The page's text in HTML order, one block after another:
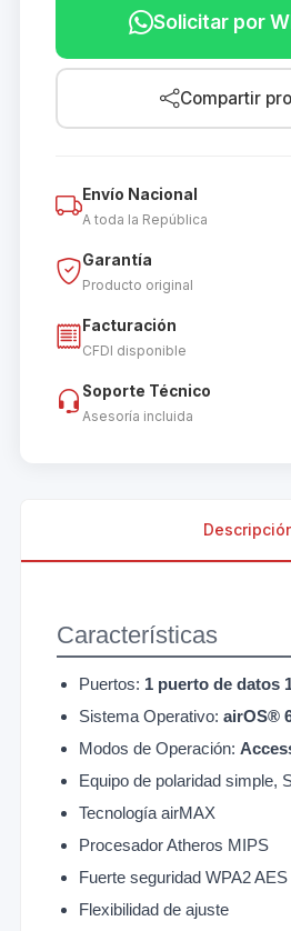
Solicitar por
Compartir
Envío Nacional
A toda la República
Garantía
Producto original
Facturación
CFDI disponible
Soporte Técnico
Asesoría incluida
Características
Puertos: 1 puerto de datos
Sistema Operativo: airOS®
Modos de Operación:
Equipo de polaridad simple,
Tecnología airMAX
Procesador Atheros MIPS
Fuerte seguridad WPA2 AES
Flexibilidad de ajuste